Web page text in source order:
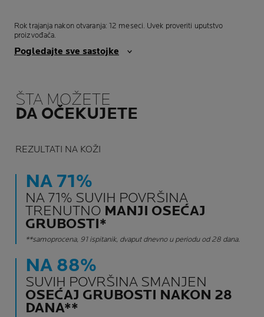
Rok trajanja nakon otvaranja: 12 meseci. Uvek proveriti uputstvo
proizvođača.
Pogledajte sve sastojke
ŠTA MOŽETE
DA OČEKUJETE
REZULTATI NA KOŽI
NA 71%
NA 71% SUVIH POVRŠINA
TRENUTNO MANJI OSEĆAJ
GRUBOSTI*
**samoprocena, 91 ispitanik, dvaput dnevno u periodu od 28 dana.
NA 88%
SUVIH POVRŠINA SMANJEN
OSEĆAJ GRUBOSTI NAKON 28
DANA**